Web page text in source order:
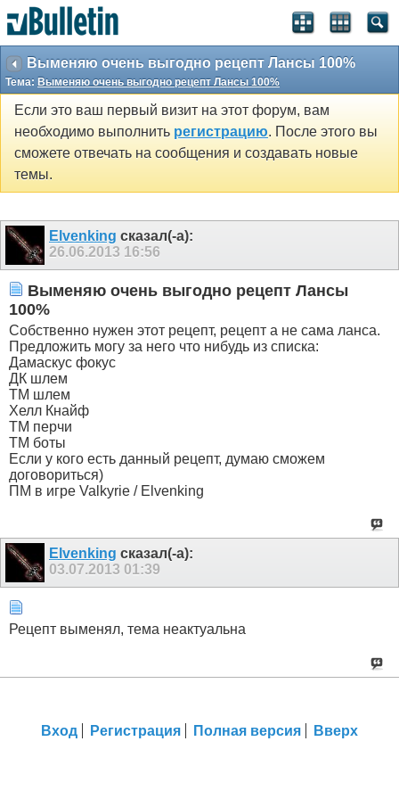
Выменяю очень выгодно рецепт Лансы 100%
Тема: Выменяю очень выгодно рецепт Лансы 100%
Если это ваш первый визит на этот форум, вам
необходимо выполнить регистрацию. После этого вы
сможете отвечать на сообщения и создавать новые
темы.
Elvenking сказал(-а):
26.06.2013 16:56
Выменяю очень выгодно рецепт Лансы
100%
Собственно нужен этот рецепт, рецепт а не сама ланса.
Предложить могу за него что нибудь из списка:
Дамаскус фокус
ДК шлем
ТМ шлем
Хелл Кнайф
ТМ перчи
ТМ боты
Если у кого есть данный рецепт, думаю сможем
договориться)
ПМ в игре Valkyrie / Elvenking
Elvenking сказал(-а):
03.07.2013 01:39
Рецепт выменял, тема неактуальна
Вход Регистрация Полная версия Вверх